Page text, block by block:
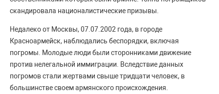
скандировала националистические призывы.
Недалеко от Москвы, 07.07.2002 года, в городе
Красноармейск, наблюдались беспорядки, включая
погромы. Молодые люди были сторонниками движение
против нелегальной иммиграции. Вследствие данных
погромов стали жертвами свыше тридцати человек, в
большинстве своем армянского происхождения.